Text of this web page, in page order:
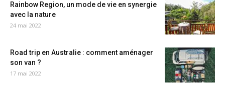
Rainbow Region, un mode de vie en synergie
avec la nature
24 mai 2022
Road trip en Australie : comment aménager
son van ?
17 mai 2022